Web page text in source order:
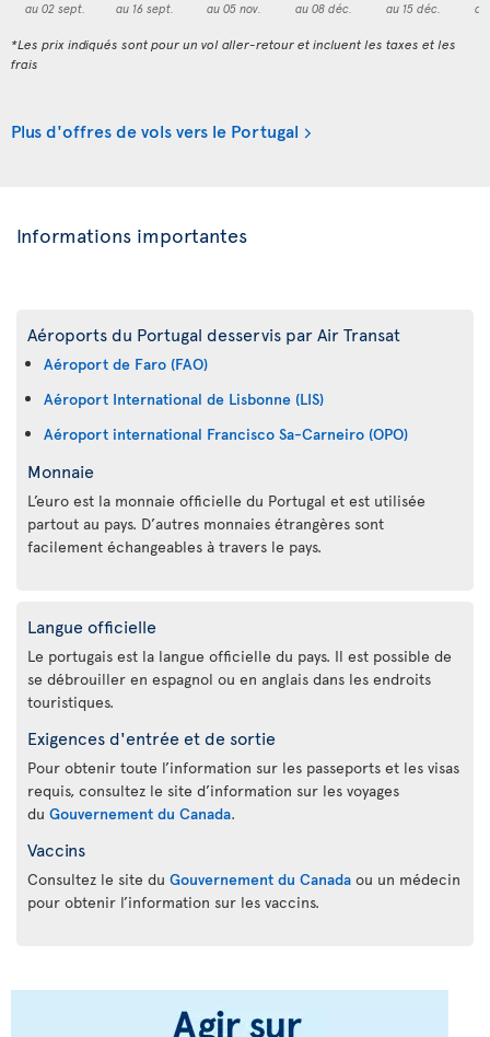
au 02 sept.
au 16 sept.
au 05 nov.
au 08 déc.
au 15 déc.
*Les prix indiqués sont pour un vol aller-retour et incluent les taxes et les
frais
Plus d'offres de vols vers le Portugal
Informations importantes
Aéroports du Portugal desservis par Air Transat
Aéroport de Faro (FAO)
Aéroport International de Lisbonne (LIS)
Aéroport international Francisco Sa-Carneiro (OPO)
Monnaie
L’euro est la monnaie officielle du Portugal et est utilisée
partout au pays. D’autres monnaies étrangères sont
facilement échangeables à travers le pays.
Langue officielle
Le portugais est la langue officielle du pays. Il est possible de
se débrouiller en espagnol ou en anglais dans les endroits
touristiques.
Exigences d'entrée et de sortie
Pour obtenir toute l’information sur les passeports et les visas
requis, consultez le site d’information sur les voyages
du Gouvernement du Canada.
Vaccins
Consultez le site du Gouvernement du Canada ou un médecin
pour obtenir l’information sur les vaccins.